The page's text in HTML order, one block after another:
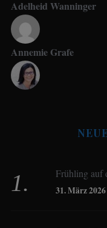
Adelheid Wanninger
Annemie Grafe
Birgit Werner
Frühling auf
31. März 2026